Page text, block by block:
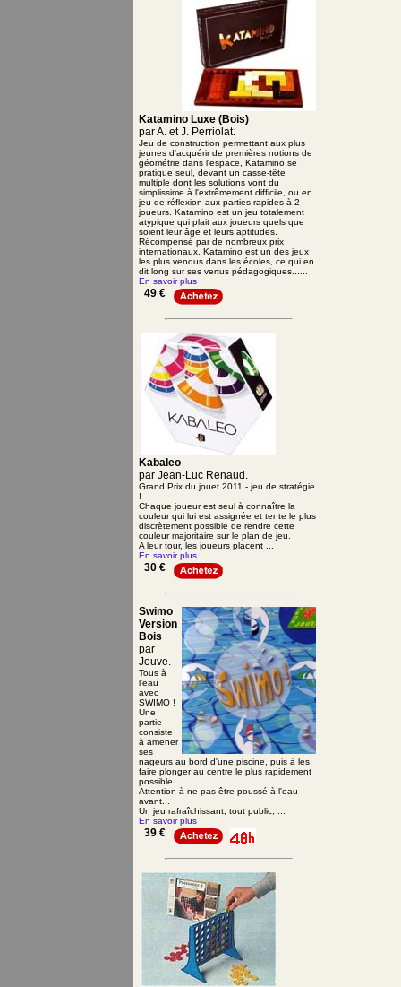
Katamino Luxe (Bois)
par A. et J. Perriolat.
Jeu de construction permettant aux plus
jeunes d'acquérir de premières notions de
géométrie dans l'espace, Katamino se
pratique seul, devant un casse-tête
multiple dont les solutions vont du
simplissime à l'extrêmement difficile, ou en
jeu de réflexion aux parties rapides à 2
joueurs. Katamino est un jeu totalement
atypique qui plait aux joueurs quels que
soient leur âge et leurs aptitudes.
Récompensé par de nombreux prix
internationaux, Katamino est un des jeux
les plus vendus dans les écoles, ce qui en
dit long sur ses vertus pédagogiques......
En savoir plus
49 €
Kabaleo
par Jean-Luc Renaud.
Grand Prix du jouet 2011 - jeu de stratégie
!
Chaque joueur est seul à connaître la
couleur qui lui est assignée et tente le plus
discrètement possible de rendre cette
couleur majoritaire sur le plan de jeu.
A leur tour, les joueurs placent ...
En savoir plus
30 €
Swimo
Version
Bois
par
Jouve.
Tous à
l'eau
avec
SWIMO !
Une
partie
consiste
à amener
ses
nageurs au bord d'une piscine, puis à les
faire plonger au centre le plus rapidement
possible.
Attention à ne pas être poussé à l'eau
avant...
Un jeu rafraîchissant, tout public, ...
En savoir plus
39 €